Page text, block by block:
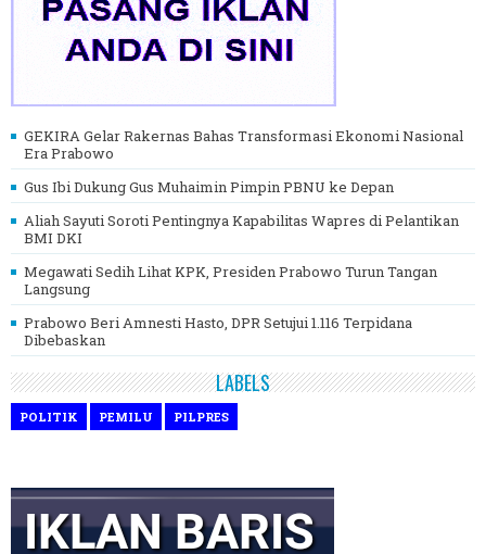
GEKIRA Gelar Rakernas Bahas Transformasi Ekonomi Nasional
Era Prabowo
Gus Ibi Dukung Gus Muhaimin Pimpin PBNU ke Depan
Aliah Sayuti Soroti Pentingnya Kapabilitas Wapres di Pelantikan
BMI DKI
Megawati Sedih Lihat KPK, Presiden Prabowo Turun Tangan
Langsung
Prabowo Beri Amnesti Hasto, DPR Setujui 1.116 Terpidana
Dibebaskan
LABELS
POLITIK PEMILU PILPRES